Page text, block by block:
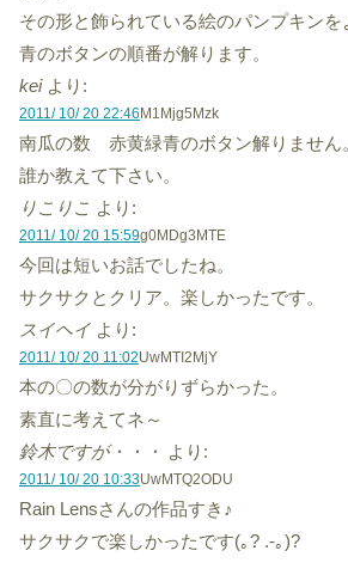
その形と飾られている絵のパンプキン
青のボタンの順番が解ります。
kei より:
2011/ 10/ 20 22:46M1Mjg5Mzk
南瓜の数 赤黄緑青のボタン解りません
誰か教えて下さい。
りこりこ より:
2011/ 10/ 20 15:59g0MDg3MTE
今回は短いお話でしたね。
サクサクとクリア。楽しかったです。
スイヘイ より:
2011/ 10/ 20 11:02UwMTI2MjY
本の〇の数が分がりずらかった。
素直に考えてネ～
鈴木ですが・・・ より:
2011/ 10/ 20 10:33UwMTQ2ODU
Rain Lensさんの作品すき♪
サクサクで楽しかったです(｡? .-｡)?